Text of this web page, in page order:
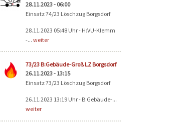
28.11.2023 - 06:00
Einsatz 74/23 Löschzug Borgsdorf
28.11.2023 05:48 Uhr - H:VU-Klemm
-... weiter
73/23 B:Gebäude-Groß LZ Borgsdorf
26.11.2023 - 13:15
Einsatz 73/23 Löschzug Borgsdorf
26.11.2023 13:19 Uhr - B:Gebäude-...
weiter